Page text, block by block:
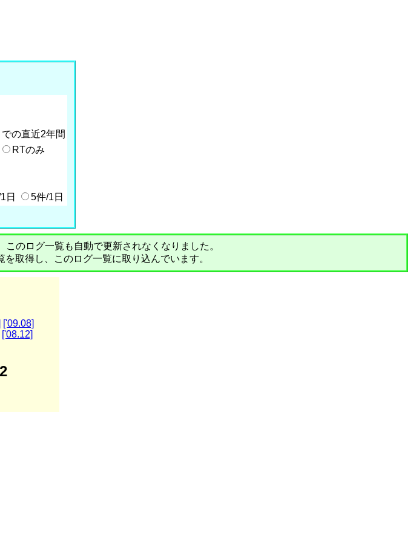
での直近2年間
RTのみ
日 5件/1日
のログ一覧も自動で更新されなくなりました。
を取得し、このログ一覧に取り込んでいます。
['09.08]
['08.12]